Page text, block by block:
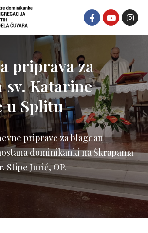
priprava za
sv. Katarine
u Splitu
priprave za blagdan
dominikanki na Škrapama
Stipe Jurić, OP.